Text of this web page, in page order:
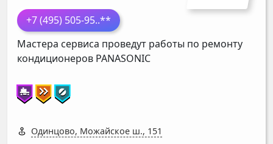
+7 (495) 505-95..**
Мастера сервиса проведут работы по ремонту
кондиционеров PANASONIC
Одинцово, Можайское ш., 151